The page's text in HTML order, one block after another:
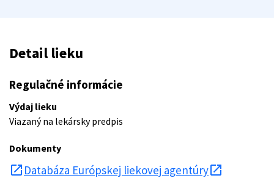
Detail lieku
Regulačné informácie
Výdaj lieku
Viazaný na lekársky predpis
Dokumenty
open_in_new Databáza Európskej liekovej agentúry